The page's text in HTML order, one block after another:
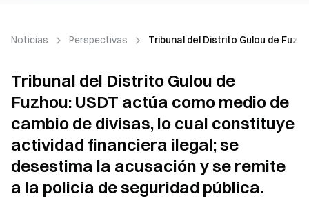
Noticias Perspectivas Tribunal del Distrito Gulou de
Tribunal del Distrito Gulou de
Fuzhou: USDT actúa como medio de
cambio de divisas, lo cual constituye
actividad financiera ilegal; se
desestima la acusación y se remite
a la policía de seguridad pública.